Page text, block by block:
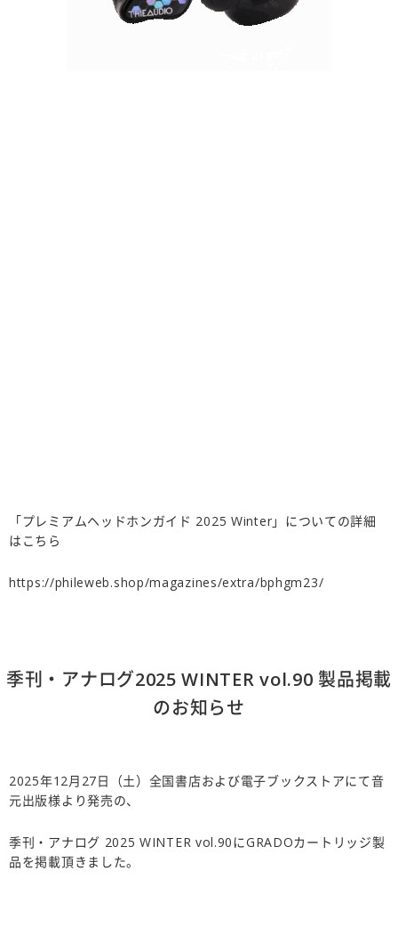
「プレミアムヘッドホンガイド 2025 Winter」についての詳細
はこちら
https://phileweb.shop/magazines/extra/bphgm23/
季刊・アナログ2025 WINTER vol.90 製品掲載
のお知らせ
2025年12月27日（土）全国書店および電子ブックストアにて音
元出版様より発売の、
季刊・アナログ 2025 WINTER vol.90にGRADOカートリッジ製
品を掲載頂きました。